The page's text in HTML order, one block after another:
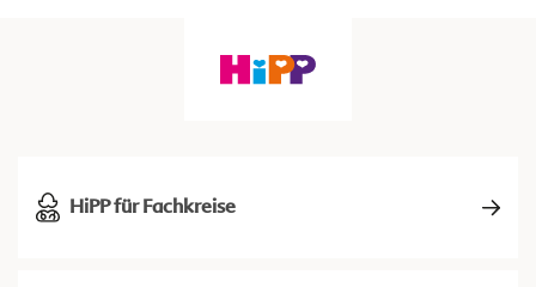
HiPP für Fachkreise